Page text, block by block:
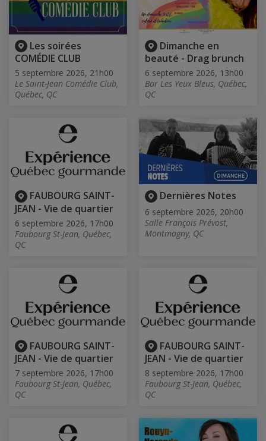
Les soirées
COMÉDIE CLUB
5 septembre 2026, 21h00
Le Saint-Jean Comédie Club,
Québec, QC
Dimanche en
beauté - Drag brunch
6 septembre 2026, 13h00
Bar Les Yeux Bleus, Québec,
QC
FAUBOURG SAINT-
JEAN - Vie de quartier
6 septembre 2026, 17h00
Faubourg St-Jean, Québec,
QC
Dernières Notes
6 septembre 2026, 20h00
Salle François Prévost,
Montmagny, QC
FAUBOURG SAINT-
JEAN - Vie de quartier
7 septembre 2026, 17h00
Faubourg St-Jean, Québec,
QC
FAUBOURG SAINT-
JEAN - Vie de quartier
8 septembre 2026, 17h00
Faubourg St-Jean, Québec,
QC